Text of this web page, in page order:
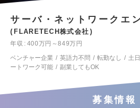
サーバ・ネットワークエ
FLARETECH株式会社
年収
400万円～849万円
ベンチャー企業
英語力不問 転勤なし 土
ートワーク可能
副業してもOK
募集情報